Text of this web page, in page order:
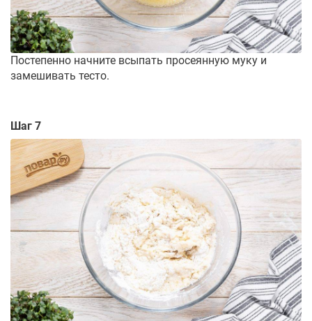
Постепенно начните всыпать просеянную муку и
замешивать тесто.
Шаг 7